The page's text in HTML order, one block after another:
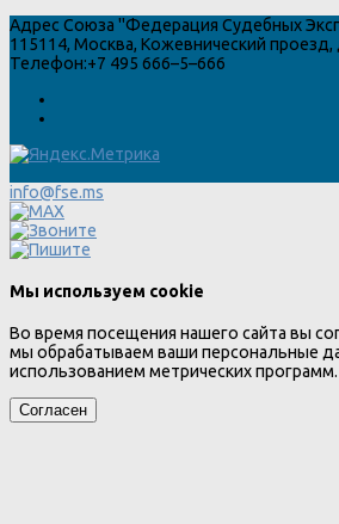
Адрес Союза "Федерация Судебных
115114, Москва, Кожевнический проезд,
Телефон:+7 495 666–5–666
info@fse.ms
Мы используем cookie
Во время посещения нашего сайта вы
мы обрабатываем ваши персональные
использованием метрических программ.
Согласен